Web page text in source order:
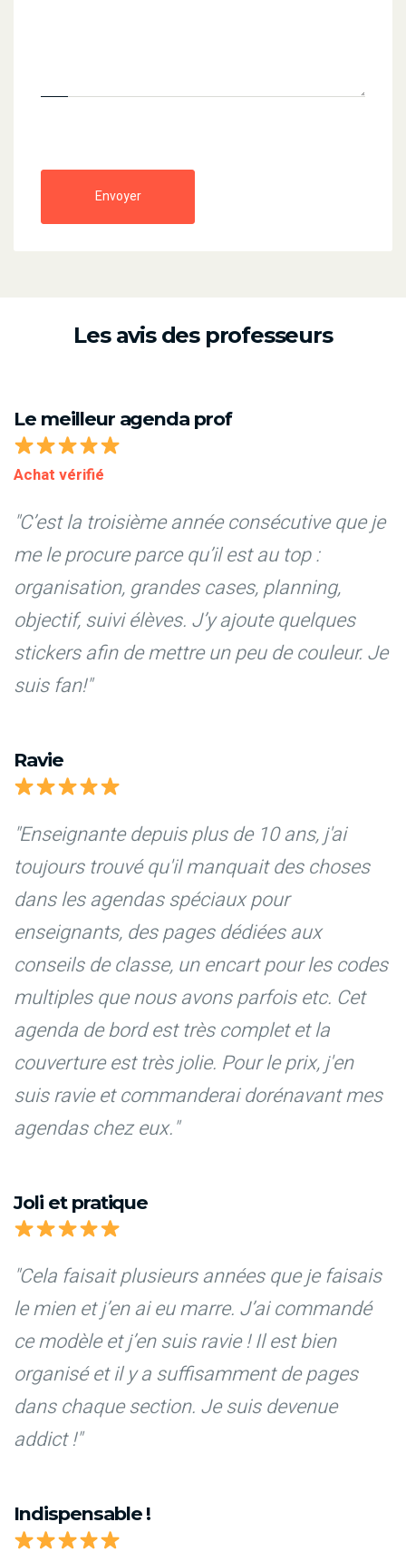
Envoyer
Les avis des professeurs
Le meilleur agenda prof
Achat vérifié
"C’est la troisième année consécutive que je
me le procure parce qu’il est au top :
organisation, grandes cases, planning,
objectif, suivi élèves. J’y ajoute quelques
stickers afin de mettre un peu de couleur. Je
suis fan!"
Ravie
"Enseignante depuis plus de 10 ans, j'ai
toujours trouvé qu'il manquait des choses
dans les agendas spéciaux pour
enseignants, des pages dédiées aux
conseils de classe, un encart pour les codes
multiples que nous avons parfois etc. Cet
agenda de bord est très complet et la
couverture est très jolie. Pour le prix, j'en
suis ravie et commanderai dorénavant mes
agendas chez eux."
Joli et pratique
"Cela faisait plusieurs années que je faisais
le mien et j’en ai eu marre. J’ai commandé
ce modèle et j’en suis ravie ! Il est bien
organisé et il y a suffisamment de pages
dans chaque section. Je suis devenue
addict !"
Indispensable !